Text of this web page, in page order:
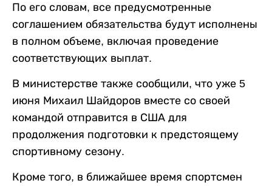
По его словам, все предусмотренные
соглашением обязательства будут исполнены
в полном объеме, включая проведение
соответствующих выплат.
В министерстве также сообщили, что уже 5
июня Михаил Шайдоров вместе со своей
командой отправится в США для
продолжения подготовки к предстоящему
спортивному сезону.
Кроме того, в ближайшее время спортсмен